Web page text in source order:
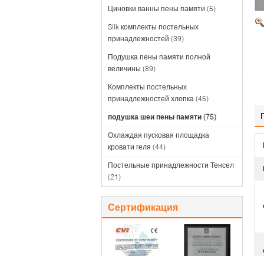
Циновки ванны пены памяти (5)
Silk комплекты постельных
принадлежностей (39)
Подушка пены памяти полной
величины (89)
Комплекты постельных
принадлежностей хлопка (45)
подушка шеи пены памяти (75)
Охлаждая пусковая площадка
кровати геля (44)
Постельные принадлежности Тенсел
(21)
Сертификация